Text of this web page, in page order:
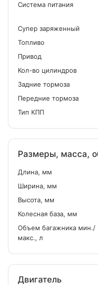
Система питания
Cупер заряженный
Топливо
Привод
Кол-во цилиндров
Задние тормоза
Передние тормоза
Тип КПП
Размеры, масса,
Длина, мм
Ширина, мм
Высота, мм
Колесная база, мм
Объем багажника мин./
макс., л
Двигатель